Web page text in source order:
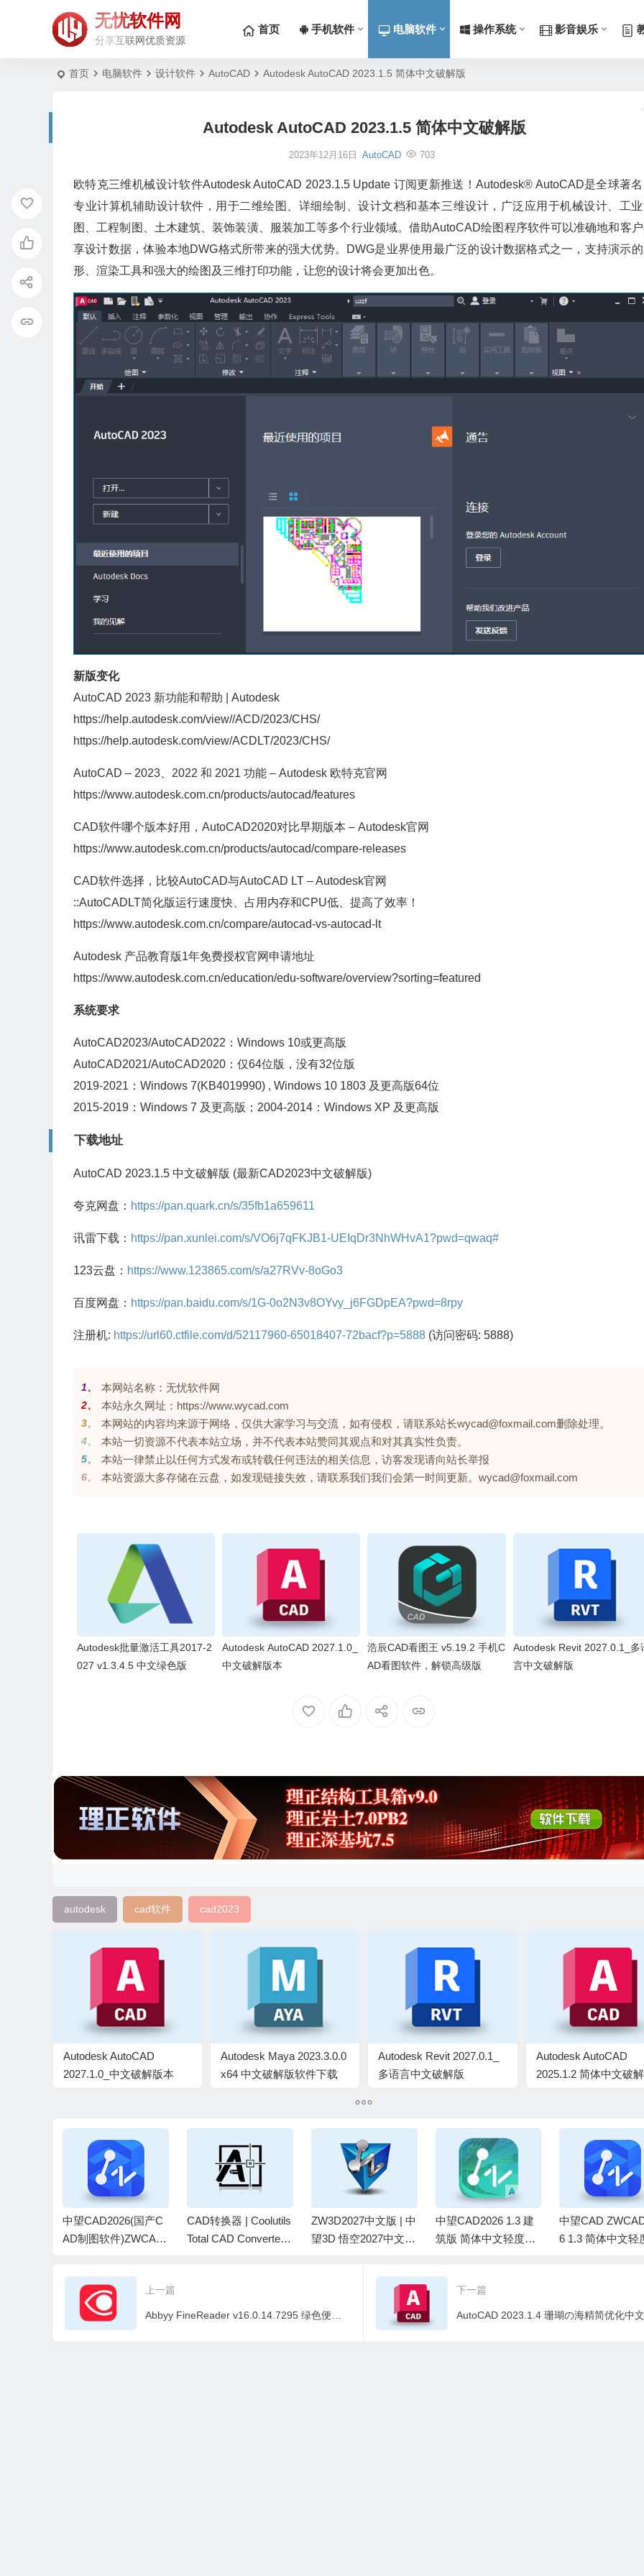
无忧软件网
分享互联网优质资源
首页 手机软件 电脑软件 操作系统 影音娱乐
首页 电脑软件 设计软件 AutoCAD Autodesk AutoCAD 2023.1.5 简体中文破解版
Autodesk AutoCAD 2023.1.5 简体中文破解版
2023年12月16日 AutoCAD 703
欧特克三维机械设计软件Autodesk AutoCAD 2023.1.5 Update 订阅更新推送！Autodesk® AutoCAD是全球著
专业计算机辅助设计软件，用于二维绘图、详细绘制、设计文档和基本三维设计，广泛应用于机械设计、工
图、工程制图、土木建筑、装饰装潢、服装加工等多个行业领域。借助AutoCAD绘图程序软件可以准确地和客
享设计数据，体验本地DWG格式所带来的强大优势。DWG是业界使用最广泛的设计数据格式之一，支持演示
形、渲染工具和强大的绘图及三维打印功能，让您的设计将会更加出色。
新版变化
AutoCAD 2023 新功能和帮助 | Autodesk
https://help.autodesk.com/view//ACD/2023/CHS/
https://help.autodesk.com/view/ACDLT/2023/CHS/
AutoCAD – 2023、2022 和 2021 功能 – Autodesk 欧特克官网
https://www.autodesk.com.cn/products/autocad/features
CAD软件哪个版本好用，AutoCAD2020对比早期版本 – Autodesk官网
https://www.autodesk.com.cn/products/autocad/compare-releases
CAD软件选择，比较AutoCAD与AutoCAD LT – Autodesk官网
::AutoCADLT简化版运行速度快、占用内存和CPU低、提高了效率！
https://www.autodesk.com.cn/compare/autocad-vs-autocad-lt
Autodesk 产品教育版1年免费授权官网申请地址
https://www.autodesk.com.cn/education/edu-software/overview?sorting=featured
系统要求
AutoCAD2023/AutoCAD2022：Windows 10或更高版
AutoCAD2021/AutoCAD2020：仅64位版，没有32位版
2019-2021：Windows 7(KB4019990) , Windows 10 1803 及更高版64位
2015-2019：Windows 7 及更高版；2004-2014：Windows XP 及更高版
下载地址
AutoCAD 2023.1.5 中文破解版 (最新CAD2023中文破解版)
夸克网盘： https://pan.quark.cn/s/35fb1a659611
讯雷下载： https://pan.xunlei.com/s/VO6j7qFKJB1-UEIqDr3NhWHvA1?pwd=qwaq#
123云盘： https://www.123865.com/s/a27RVv-8oGo3
百度网盘： https://pan.baidu.com/s/1G-0o2N3v8OYvy_j6FGDpEA?pwd=8rpy
注册机: https://url60.ctfile.com/d/52117960-65018407-72bacf?p=5888 (访问密码: 5888)
1、 本网站名称：无忧软件网
2、 本站永久网址：https://www.wycad.com
3、 本网站的内容均来源于网络，仅供大家学习与交流，如有侵权，请联系站长wycad@foxmail.com删除处理。
4、 本站一切资源不代表本站立场，并不代表本站赞同其观点和对其真实性负责。
5、 本站一律禁止以任何方式发布或转载任何违法的相关信息，访客发现请向站长举报
6、 本站资源大多存储在云盘，如发现链接失效，请联系我们我们会第一时间更新。wycad@foxmail.com
Autodesk批量激活工具2017-2
027 v1.3.4.5 中文绿色版
Autodesk AutoCAD 2027.1.0_
中文破解版本
浩辰CAD看图王 v5.19.2 手机C
AD看图软件，解锁高级版
Autodesk Revit 2027.0.1_多
言中文破解版
autodesk cad软件 cad2023
Autodesk AutoCAD
2027.1.0_中文破解版本
Autodesk Maya 2023.3.0.0
x64 中文破解版软件下载
Autodesk Revit 2027.0.1_
多语言中文破解版
Autodesk AutoCAD
2025.1.2 简体中文破
中望CAD2026(国产C
AD制图软件)ZWCAD
版
CAD转换器 | Coolutils
Total CAD Converter v
ZW3D2027中文版 | 中
望3D 悟空2027中文激
中望CAD2026 1.3 建
筑版 简体中文轻度精
中望CAD
6 1.3 简体中文轻
上一篇 下一篇
AutoCAD 2023.1.4 珊瑚の海精简优化中